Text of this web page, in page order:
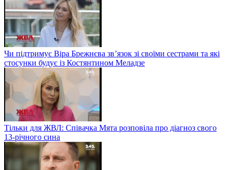
Чи підтримує Віра Брежнєва зв’язок зі своїми сестрами та які
стосунки будує із Костянтином Меладзе
Тільки для ЖВЛ: Співачка Мята розповіла про діагноз свого
13-річного сина